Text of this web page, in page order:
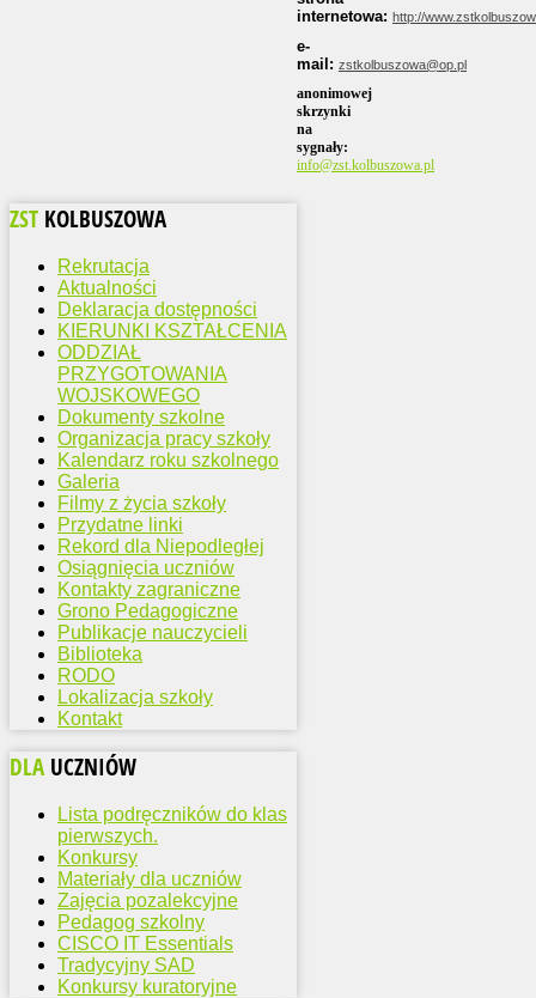
internetowa: http://
e-
mail: zstkolbuszowa@op.pl
anonimowej
skrzynki
na
sygnały:
info@zst.kolbuszowa.pl
ZST KOLBUSZOWA
Rekrutacja
Aktualności
Deklaracja dostępności
KIERUNKI KSZTAŁCENIA
ODDZIAŁ
PRZYGOTOWANIA
WOJSKOWEGO
Dokumenty szkolne
Organizacja pracy szkoły
Kalendarz roku szkolnego
Galeria
Filmy z życia szkoły
Przydatne linki
Rekord dla Niepodległej
Osiągnięcia uczniów
Kontakty zagraniczne
Grono Pedagogiczne
Publikacje nauczycieli
Biblioteka
RODO
Lokalizacja szkoły
Kontakt
DLA UCZNIÓW
Lista podręczników do klas
pierwszych.
Konkursy
Materiały dla uczniów
Zajęcia pozalekcyjne
Pedagog szkolny
CISCO IT Essentials
Tradycyjny SAD
Konkursy kuratoryjne